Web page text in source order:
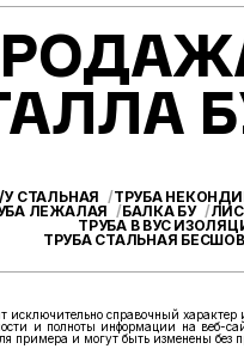
У СТАЛЬНАЯ
ТРУБА
ЛЕЖАЛАЯ
БАЛКА БУ
ТРУБА В ВУС
ТРУБА СТАЛЬНАЯ
справочный
и полноты информации на веб-
примера и могут быть изменены без